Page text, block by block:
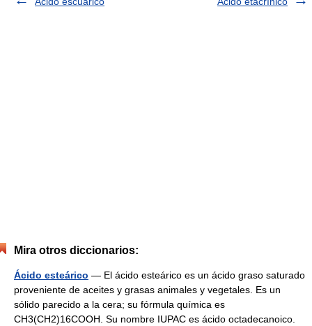
Mira otros diccionarios:
Ácido esteárico — El ácido esteárico es un ácido graso saturado
proveniente de aceites y grasas animales y vegetales. Es un
sólido parecido a la cera; su fórmula química es
CH3(CH2)16COOH. Su nombre IUPAC es ácido octadecanoico.